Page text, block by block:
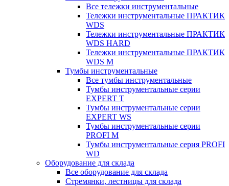
Все тележки инструментальные
Тележки инструментальные ПРАКТИК
WDS
Тележки инструментальные ПРАКТИК
WDS HARD
Тележки инструментальные ПРАКТИК
WDS M
Тумбы инструментальные
Все тумбы инструментальные
Тумбы инструментальные серии
EXPERT T
Тумбы инструментальные серии
EXPERT WS
Тумбы инструментальные серии
PROFI M
Тумбы инструментальные серия PROFI
WD
Оборудование для склада
Все оборудование для склада
Стремянки, лестницы для склада